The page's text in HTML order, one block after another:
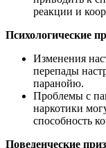
реакции и
Психологические
Изменения
перепады
паранойю.
Проблемы с
наркотики
способность
Поведенческие